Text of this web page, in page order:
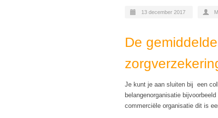
13 december 2017
De
Je kunt je aan sluiten bij een
belangenorganisatie
commerciële organisatie dit is